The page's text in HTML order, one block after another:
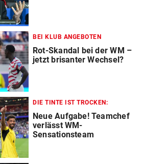
BEI KLUB ANGEBOTEN
Rot-Skandal bei der WM –
jetzt brisanter Wechsel?
DIE TINTE IST TROCKEN:
Neue Aufgabe! Teamchef
verlässt WM-
Sensationsteam